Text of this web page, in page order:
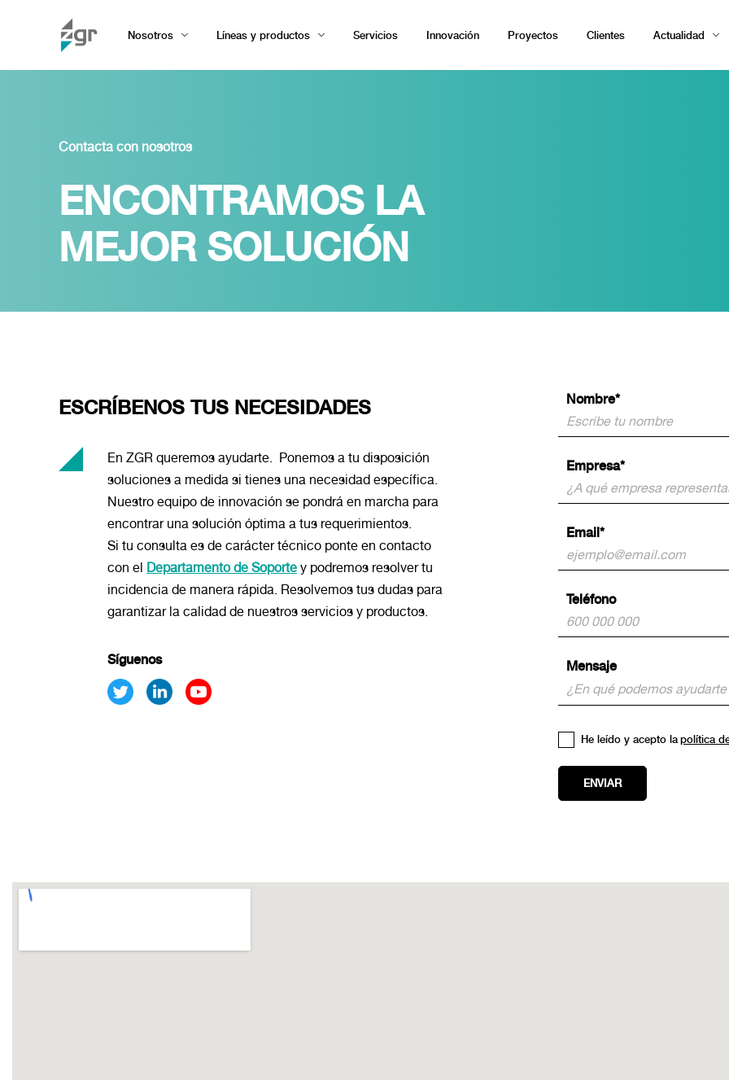
Nosotros Líneas y productos Servicios Innovación Proyectos Clientes Actualidad
Contacta con nosotros
ENCONTRAMOS LA
MEJOR SOLUCIÓN
ESCRÍBENOS TUS NECESIDADES
En ZGR queremos ayudarte. Ponemos a tu disposición
soluciones a medida si tienes una necesidad específica.
Nuestro equipo de innovación se pondrá en marcha para
encontrar una solución óptima a tus requerimientos.
Si tu consulta es de carácter técnico ponte en contacto
con el Departamento de Soporte y podremos resolver tu
incidencia de manera rápida. Resolvemos tus dudas para
garantizar la calidad de nuestros servicios y productos.
Síguenos
Nombre*
Empresa*
Email*
Teléfono
Mensaje
He leído y acepto la política